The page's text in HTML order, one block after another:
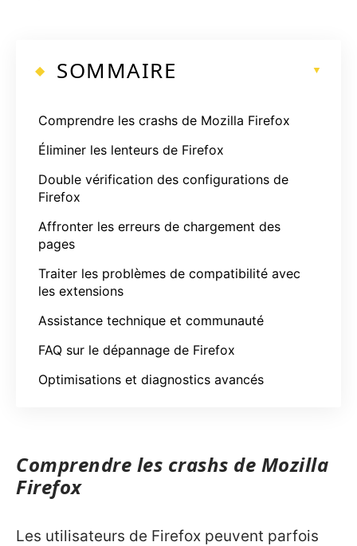
SOMMAIRE
Comprendre les crashs de Mozilla Firefox
Éliminer les lenteurs de Firefox
Double vérification des configurations de
Firefox
Affronter les erreurs de chargement des
pages
Traiter les problèmes de compatibilité avec
les extensions
Assistance technique et communauté
FAQ sur le dépannage de Firefox
Optimisations et diagnostics avancés
Comprendre les crashs de Mozilla
Firefox
Les utilisateurs de Firefox peuvent parfois